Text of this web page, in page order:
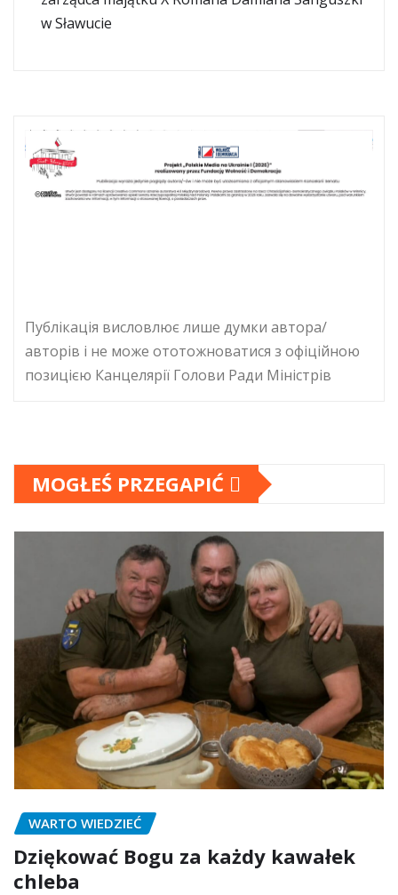
w Sławucie
Публікація висловлює лише думки автора/
авторів і не може ототожноватися з офіційною
позицією Канцелярії Голови Ради Міністрів
MOGŁEŚ PRZEGAPIĆ
WARTO WIEDZIEĆ
Dziękować Bogu za każdy kawałek
chleba